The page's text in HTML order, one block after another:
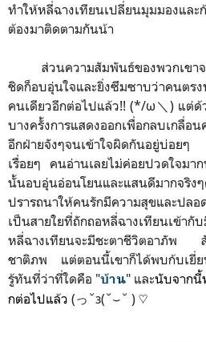
ทำให้หลี่ฉางเทียนเปลี่ยนมุมมองและ
ต้องมาติดตามกันน้า
ส่วนความสัมพันธ์ของพวกเขาจะ
ชิดก็อบอุ่นใจและยิ่งซึมซาบว่าคนตร
คนเดียวอีกต่อไปแล้ว!! (*/ω＼) แต่ด้
บางครั้งการแสดงออกเพื่อกลบเกลื่อ
อีกฝ่ายจังๆจนเข้าใจผิดกันอยู่บ่อย
เรื่อยๆ คนอ่านเลยไม่ค่อยปวดใจม
นั้นอบอุ่นอ่อนโยนและแสนดีมากจริ
ปรารถนาให้คนรักมีความสุขและปล
เป็นสายใยที่ถักถอหลี่ฉางเทียนเข้า
หลี่ฉางเทียนจะมีชะตาชีวิตอาภัพ
ชาติภพ แต่ตอนนี้เขาก็ได้พบก้บเยี่
รู้ทันที่ว่าที่ใดคือ "บ้าน" และนับจากนี้
กต่อไปแล้ว (っ˘з(˘⌣˘ ) ♡